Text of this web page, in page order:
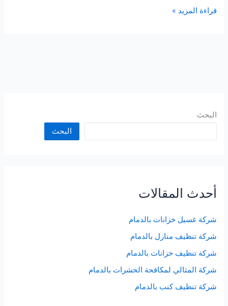
شركة
قراءة المزيد »
البحث
البحث
أحدث المقالات
شركة غسيل خزانات بالدمام
شركة تنظيف منازل بالدمام
شركة تنظيف خزانات بالدمام
شركة المثالي لمكافحة الحشرات بالدمام
شركة تنظيف كنب بالدمام